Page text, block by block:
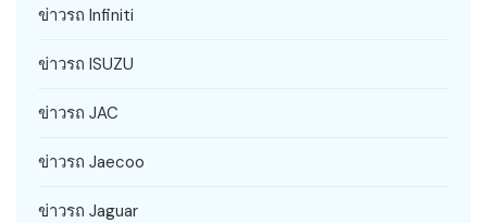
ข่าวรถ Infiniti
ข่าวรถ ISUZU
ข่าวรถ JAC
ข่าวรถ Jaecoo
ข่าวรถ Jaguar